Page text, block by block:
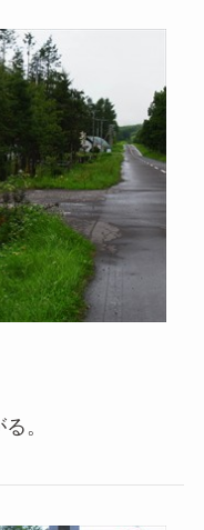
。